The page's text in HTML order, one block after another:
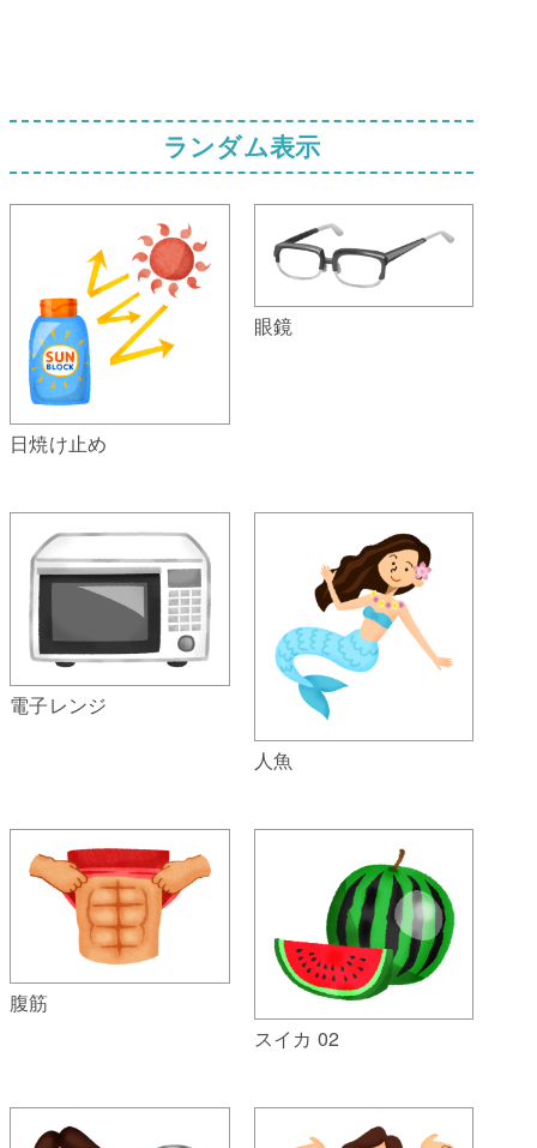
ランダム表示
日焼け止め
眼鏡
電子レンジ
人魚
腹筋
スイカ 02